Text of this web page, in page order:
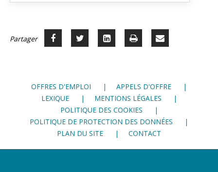
Partager Partager
Partager
Voir
Imprimer
Partager
OFFRES D'EMPLOI
APPELS D'OFFRE
LEXIQUE
MENTIONS LÉGALES
POLITIQUE DES COOKIES
POLITIQUE DE PROTECTION DES DONNÉES
PLAN DU SITE
CONTACT